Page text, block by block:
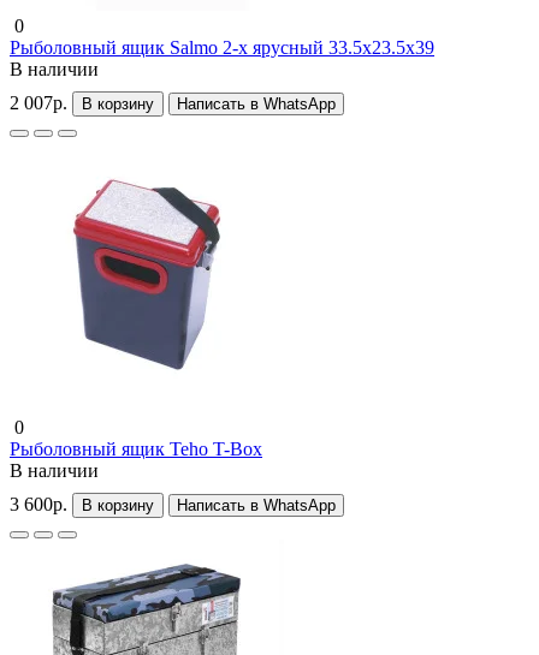
0
Рыболовный ящик Salmo 2-х ярусный 33.5x23.5x39
В наличии
2 007р.
В корзину Написать в WhatsApp
0
Рыболовный ящик Teho T-Box
В наличии
3 600р.
В корзину Написать в WhatsApp